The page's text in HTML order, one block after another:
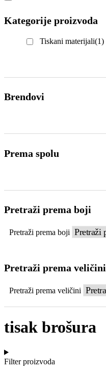
Kategorije proizvoda
Tiskani materijali(1)
Brendovi
Prema spolu
Pretraži prema boji
Pretraži prema boji
Pretraži prema veličini
Pretraži prema veličini
tisak brošura
Filter proizvoda